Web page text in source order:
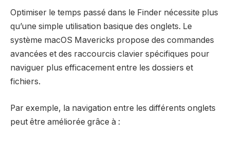
Optimiser le temps passé dans le Finder nécessite plus
qu’une simple utilisation basique des onglets. Le
système macOS Mavericks propose des commandes
avancées et des raccourcis clavier spécifiques pour
naviguer plus efficacement entre les dossiers et
fichiers.
Par exemple, la navigation entre les différents onglets
peut être améliorée grâce à :